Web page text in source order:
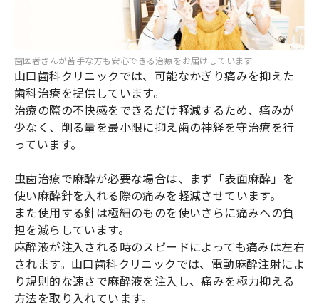
歯医者さんが苦手な方も安心できる治療をお届けしています
山口歯科クリニックでは、可能なかぎり痛みを抑えた
歯科治療を提供しています。
治療の際の不快感をできるだけ軽減するため、痛みが
少なく、削る量を最小限に抑え歯の神経を守治療を行
っています。
虫歯治療で麻酔が必要な場合は、まず「表面麻酔」を
使い麻酔針を入れる際の痛みを軽減させています。
また使用する針は極細のものを使いさらに痛みへの負
担を減らしています。
麻酔液が注入される時のスピードによっても痛みは左右
されます。山口歯科クリニックでは、電動麻酔注射によ
り規則的な速さで麻酔液を注入し、痛みを極力抑える
方法を取り入れています。